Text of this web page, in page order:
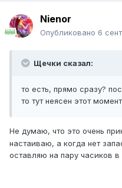
Nienor
Опубликовано 6
Щечки сказал:
то есть, прямо сразу?
то тут неясен этот момент
Не думаю, что это очень
настаиваю, а когда нет
оставляю на пару часиков в